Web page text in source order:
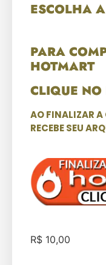
ESCOLHA
PARA
HOTMART
CLIQUE
AO FINALIZAR
RECEBE SEU
R$ 10,00